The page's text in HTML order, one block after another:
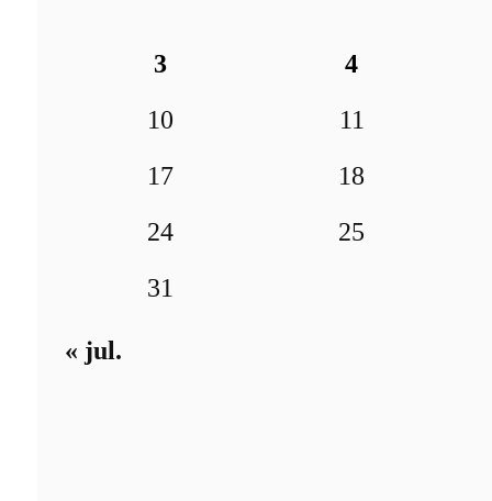
3
4
10
11
17
18
24
25
31
« jul.